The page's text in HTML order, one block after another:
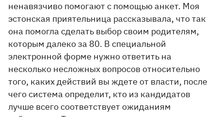
ненавязчиво помогают с помощью анкет. Моя
эстонская приятельница рассказывала, что так
она помогла сделать выбор своим родителям,
которым далеко за 80. В специальной
электронной форме нужно ответить на
несколько несложных вопросов относительно
того, каких действий вы ждете от власти, после
чего система определит, кто из кандидатов
лучше всего соответствует ожиданиям